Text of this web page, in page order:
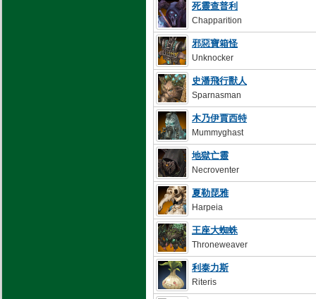
死靈查普利
Chapparition
邪惡寶箱怪
Unknocker
史潘飛行獸人
Sparnasman
木乃伊賈西特
Mummyghast
地獄亡靈
Necroventer
夏勒琵雅
Harpeia
王座大蜘蛛
Throneweaver
利泰力斯
Riteris